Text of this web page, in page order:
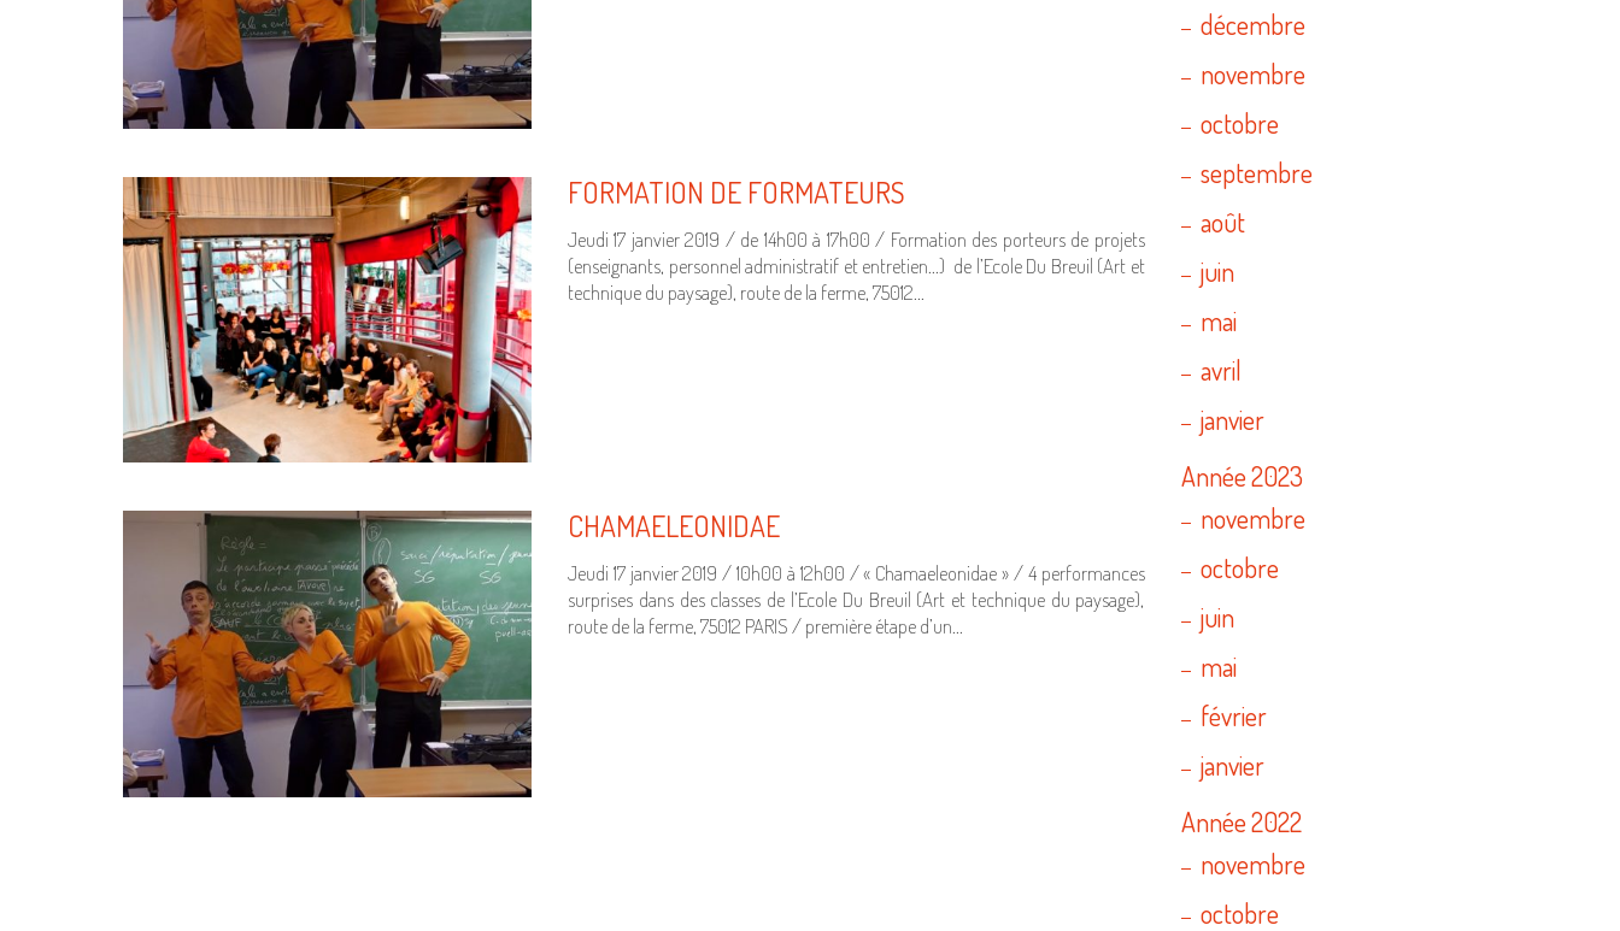
FORMATION DE FORMATEURS
Jeudi 17 janvier 2019 / de 14h00 à 17h00 / Formation des porteurs de projets
(enseignants, personnel administratif et entretien…) de l’Ecole Du Breuil (Art et
technique du paysage), route de la ferme, 75012…
CHAMAELEONIDAE
Jeudi 17 janvier 2019 / 10h00 à 12h00 / « Chamaeleonidae » / 4 performances
surprises dans des classes de l’Ecole Du Breuil (Art et technique du paysage),
route de la ferme, 75012 PARIS / première étape d’un…
décembre
novembre
octobre
septembre
août
juin
mai
avril
janvier
Année 2023
novembre
octobre
juin
mai
février
janvier
Année 2022
novembre
octobre